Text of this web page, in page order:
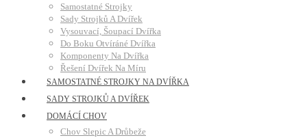
Samostatné Strojky
Sady Strojků A Dvířek
Vysouvací, Šoupací Dvířka
Do Boku Otvíráné Dvířka
Komponenty Na Dvířka
Řešení Dvířek Na Míru
SAMOSTATNÉ STROJKY NA DVÍŘKA
SADY STROJKŮ A DVÍŘEK
DOMÁCÍ CHOV
Chov Slepic A Drůbeže